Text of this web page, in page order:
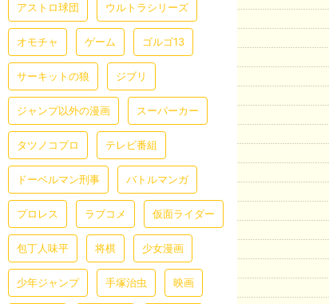
アストロ球団 ウルトラシリーズ
オモチャ ゲーム ゴルゴ13
サーキットの狼 ジブリ
ジャンプ以外の漫画 スーパーカー
タツノコプロ テレビ番組
ドーベルマン刑事 バトルマンガ
プロレス ラブコメ 仮面ライダー
包丁人味平 将棋 少女漫画
少年ジャンプ 手塚治虫 映画